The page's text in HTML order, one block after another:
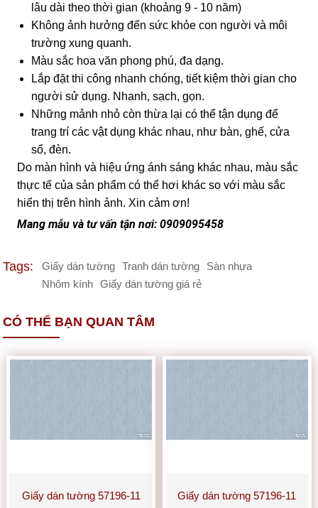
lâu dài theo thời gian (khoảng 9 - 10 năm)
Không ảnh hưởng đến sức khỏe con người và môi
trường xung quanh.
Màu sắc hoa văn phong phú, đa dạng.
Lắp đặt thi công nhanh chóng, tiết kiệm thời gian cho
người sử dụng. Nhanh, sạch, gọn.
Những mảnh nhỏ còn thừa lại có thể tận dụng để
trang trí các vật dụng khác nhau, như bàn, ghế, cửa
sổ, đèn.
Do màn hình và hiệu ứng ánh sáng khác nhau, màu sắc
thực tế của sản phẩm có thể hơi khác so với màu sắc
hiển thị trên hình ảnh. Xin cảm ơn!
Mang mẫu và tư vấn tận nơi: 0909095458
Tags: Giấy dán tường Tranh dán tường
Sàn nhựa
Nhôm kính
Giấy dán tường giá rẻ
CÓ THỂ BẠN QUAN TÂM
Giấy dán tường 57196-11 Giấy dán tường 57196-11